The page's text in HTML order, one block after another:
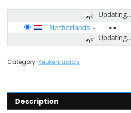
Updating...
Updating...
Netherlands -
Category: Keukenradio's
Description